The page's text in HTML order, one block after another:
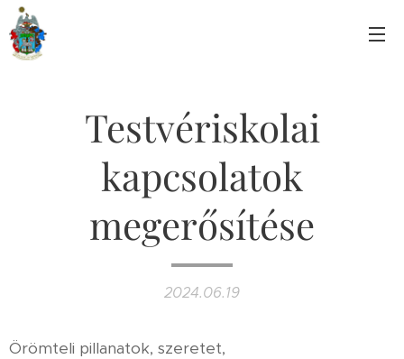
Testvériskolai
kapcsolatok
megerősítése
2024.06.19
Örömteli pillanatok, szeretet,